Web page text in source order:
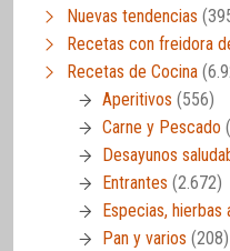
Nuevas tendencias
Recetas con freidora
Recetas de Cocina
Aperitivos (556)
Carne y Pescado
Desayunos
Entrantes (2.672)
Especias, hierbas
Pan y varios (208)